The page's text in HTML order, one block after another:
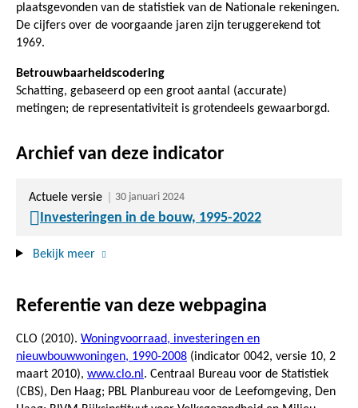
plaatsgevonden van de statistiek van de Nationale rekeningen.
De cijfers over de voorgaande jaren zijn teruggerekend tot
1969.
Betrouwbaarheidscodering
Schatting, gebaseerd op een groot aantal (accurate)
metingen; de representativiteit is grotendeels gewaarborgd.
Archief van deze indicator
Actuele versie 30 januari 2024
Investeringen in de bouw, 1995-2022
Bekijk meer
Referentie van deze webpagina
CLO (2010). Woningvoorraad, investeringen en
nieuwbouwwoningen, 1990-2008 (indicator 0042, versie 10, 2
maart 2010), www.clo.nl . Centraal Bureau voor de Statistiek
(CBS), Den Haag; PBL Planbureau voor de Leefomgeving, Den